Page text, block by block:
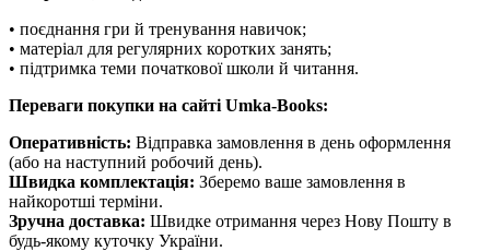
• поєднання гри й тренування навичок;
• матеріал для регулярних коротких занять;
• підтримка теми початкової школи й читання.
Переваги покупки на сайті Umka-Books:
Оперативність: Відправка замовлення в день оформлення
(або на наступний робочий день).
Швидка комплектація: Зберемо ваше замовлення в
найкоротші терміни.
Зручна доставка: Швидке отримання через Нову Пошту в
будь-якому куточку України.